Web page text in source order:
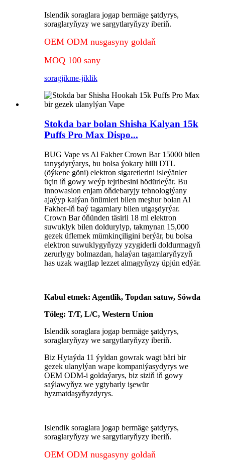
Islendik soraglara jogap bermäge şatdyrys,
soraglaryňyzy we sargytlaryňyzy iberiň.
OEM ODM nusgasyny goldaň
MOQ 100 sany
soragjikme-jiklik
Stokda bar bolan Shisha Kalyan 15k
Puffs Pro Max Dispo...
BUG Vape vs Al Fakher Crown Bar 15000 bilen
tanyşdyrýarys, bu bolsa ýokary hilli DTL
(öýkene göni) elektron sigaretlerini isleýänler
üçin iň gowy weýp tejribesini hödürleýär. Bu
innowasion enjam öňdebaryjy tehnologiýany
ajaýyp kalýan önümleri bilen meşhur bolan Al
Fakher-iň baý tagamlary bilen utgaşdyrýar.
Crown Bar öňünden täsirli 18 ml elektron
suwuklyk bilen doldurylyp, takmynan 15,000
gezek üflemek mümkinçiligini berýär, bu bolsa
elektron suwuklygyňyzy yzygiderli doldurmagyň
zerurlygy bolmazdan, halaýan tagamlaryňyzyň
has uzak wagtlap lezzet almagyňyzy üpjün edýär.
Kabul etmek: Agentlik, Topdan satuw, Söwda
Töleg: T/T, L/C, Western Union
Islendik soraglara jogap bermäge şatdyrys,
soraglaryňyzy we sargytlaryňyzy iberiň.
Biz Hytaýda 11 ýyldan gowrak wagt bäri bir
gezek ulanylýan wape kompaniýasydyrys we
OEM ODM-i goldaýarys, biz siziň iň gowy
saýlawyňyz we ygtybarly işewür
hyzmatdaşyňyzdyrys.
Islendik soraglara jogap bermäge şatdyrys,
soraglaryňyzy we sargytlaryňyzy iberiň.
OEM ODM nusgasyny goldaň